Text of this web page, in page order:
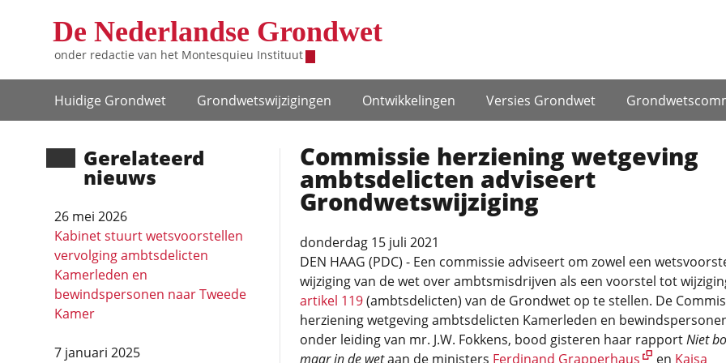
De Nederlandse Grondwet
onder redactie van het Montesquieu Instituut
Hoofdnavigatie
Huidige Grondwet Grondwets­wijzigingen Ontwikke­lingen Versies Grondwet
Gerela­teerd
nieuws
26 mei 2026
Kabinet stuurt wetsvoorstellen
vervolging ambtsdelicten
Kamerleden en
bewindspersonen naar Tweede
Kamer
7 januari 2025
Commissie herziening wetgeving
ambts­­delicten adviseert
Grondwetswijziging
donderdag 15 juli 2021
DEN HAAG (PDC) - Een commissie adviseert om zowel een
wijziging van de wet over ambtsmisdrijven als een voorstel tot
artikel 119(ambtsdelicten) van de Grondwet op te stellen. De
herziening wetgeving ambtsdelicten Kamerleden en
onder leiding van mr. J.W. Fokkens, bood gisteren haar rapportNiet
maar in de wetaan de ministers Ferdinand Grapperhaus en Kajsa